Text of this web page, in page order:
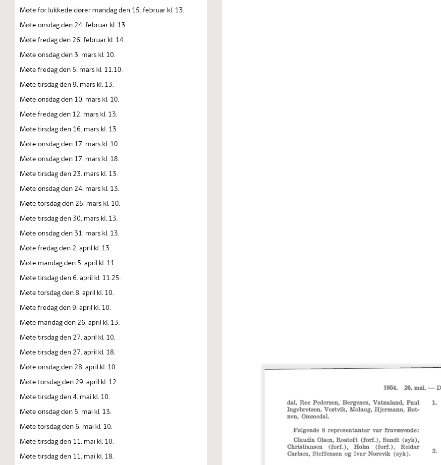
Møte for lukkede dører mandag den 15. februar kl. 13.
Møte onsdag den 24. februar kl. 13.
Møte fredag den 26. februar kl. 14.
Møte onsdag den 3. mars kl. 10.
Møte fredag den 5. mars kl. 11.10.
Møte tirsdag den 9. mars kl. 13.
Møte onsdag den 10. mars kl. 10.
Møte fredag den 12. mars kl. 13.
Møte tirsdag den 16. mars kl. 13.
Møte onsdag den 17. mars kl. 10.
Møte onsdag den 17. mars kl. 18.
Møte tirsdag den 23. mars kl. 13.
Møte onsdag den 24. mars kl. 13.
Møte torsdag den 25. mars kl. 10.
Møte tirsdag den 30. mars kl. 13.
Møte onsdag den 31. mars kl. 13.
Møte fredag den 2. april kl. 13.
Møte mandag den 5. april kl. 11.
Møte tirsdag den 6. april kl. 11.25.
Møte torsdag den 8. april kl. 10.
Møte fredag den 9. april kl. 10.
Møte mandag den 26. april kl. 13.
Møte tirsdag den 27. april kl. 10.
Møte tirsdag den 27. april kl. 18.
Møte onsdag den 28. april kl. 10.
Møte torsdag den 29. april kl. 12.
Møte tirsdag den 4. mai kl. 10.
Møte onsdag den 5. mai kl. 13.
Møte torsdag den 6. mai kl. 10.
Møte tirsdag den 11. mai kl. 10.
Møte tirsdag den 11. mai kl. 18.